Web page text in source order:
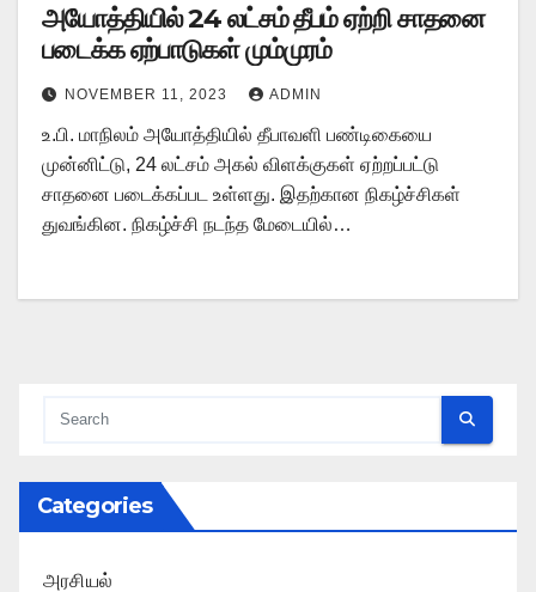
அயோத்தியில் 24 லட்சம் தீபம் ஏற்றி சாதனை
படைக்க ஏற்பாடுகள் மும்முரம்
NOVEMBER 11, 2023 ADMIN
உ.பி. மாநிலம் அயோத்தியில் தீபாவளி பண்டிகையை
முன்னிட்டு, 24 லட்சம் அகல் விளக்குகள் ஏற்றப்பட்டு
சாதனை படைக்கப்பட உள்ளது. இதற்கான நிகழ்ச்சிகள்
துவங்கின. நிகழ்ச்சி நடந்த மேடையில்…
Categories
அரசியல்